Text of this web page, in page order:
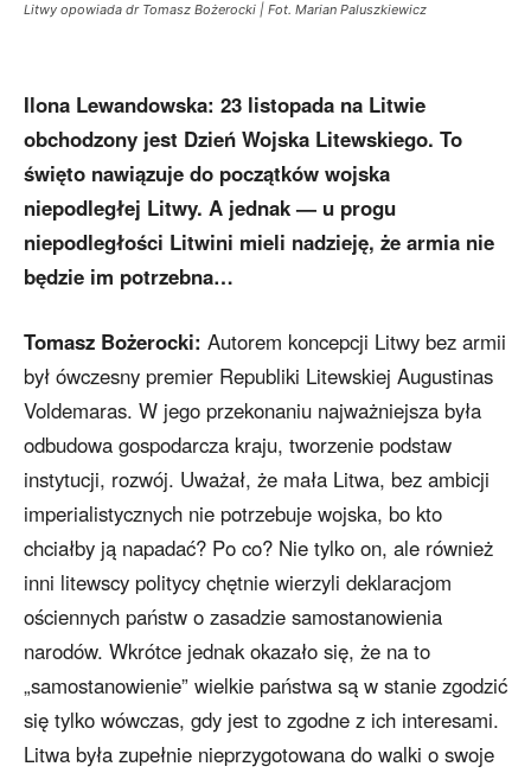
Litwy opowiada dr Tomasz Bożerocki | Fot. Marian Paluszkiewicz
Ilona Lewandowska: 23 listopada na Litwie
obchodzony jest Dzień Wojska Litewskiego. To
święto nawiązuje do początków wojska
niepodległej Litwy. A jednak — u progu
niepodległości Litwini mieli nadzieję, że armia nie
będzie im potrzebna…
Tomasz Bożerocki: Autorem koncepcji Litwy bez armii
był ówczesny premier Republiki Litewskiej Augustinas
Voldemaras. W jego przekonaniu najważniejsza była
odbudowa gospodarcza kraju, tworzenie podstaw
instytucji, rozwój. Uważał, że mała Litwa, bez ambicji
imperialistycznych nie potrzebuje wojska, bo kto
chciałby ją napadać? Po co? Nie tylko on, ale również
inni litewscy politycy chętnie wierzyli deklaracjom
ościennych państw o zasadzie samostanowienia
narodów. Wkrótce jednak okazało się, że na to
„samostanowienie” wielkie państwa są w stanie zgodzić
się tylko wówczas, gdy jest to zgodne z ich interesami.
Litwa była zupełnie nieprzygotowana do walki o swoje